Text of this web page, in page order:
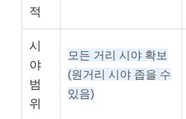
적
시
야
범
위
모든 거리 시야 확보
(원거리 시야 좁을 수
있음)